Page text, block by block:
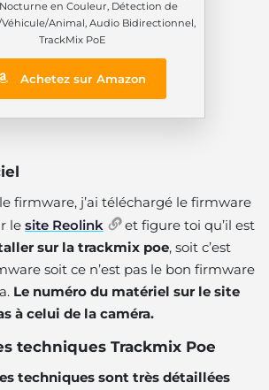
en Couleur, Détection de
Animal, Audio Bidirectionnel,
TrackMix PoE
Achetez sur Amazon
firmware, j’ai téléchargé le firmware
le site Reolink
et figure toi qu’il est
sur la trackmix poe, soit c’est
soit ce n’est pas le bon firmware
Le numéro du matériel sur le site
à celui de la caméra.
techniques Trackmix Poe
techniques sont très détaillées